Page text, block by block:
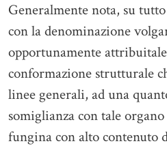
Generalmente nota, su
con la denominazione
opportunamente
conformazione strutturale
linee generali, ad una
somiglianza con tale
fungina con alto contenuto